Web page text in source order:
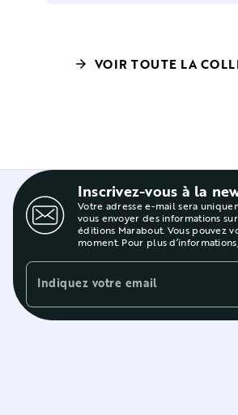
arrow_forward VOIR TOUTE LA
Inscrivez-vous à la
Votre adresse e-mail sera
vous envoyer des informations
éditions Marabout. Vous pouvez
moment. Pour plus
Indiquez votre email